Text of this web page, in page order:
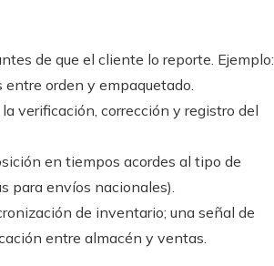
de que el cliente lo reporte. Ejemplo:
orden y empaquetado.
verificación, corrección y registro del
en tiempos acordes al tipo de
para envíos nacionales).
de inventario; una señal de
entre almacén y ventas.